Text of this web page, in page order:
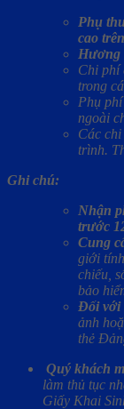
Phụ
cao
Hương
Chi phí
trong
Phụ
ngoài
Các
trình.
Ghi chú:
Nhận
trước
Cung
giới
chiếu,
bảo
Đối với
ảnh
thẻ
Quý khách
làm thủ tục
Giấy Khai